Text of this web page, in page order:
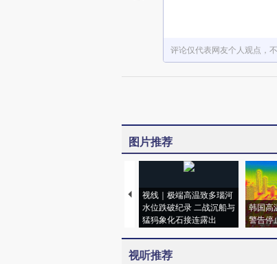
评论仅代表网友个人观点，
图片推荐
视线｜极端高温致多瑙河
水位跌破纪录 二战沉船与
猛犸象化石接连露出
韩国高
警告停
视听推荐